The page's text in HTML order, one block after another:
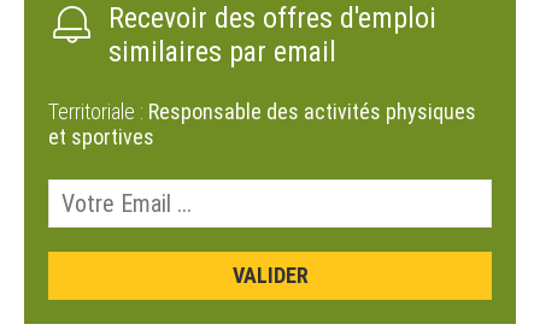
Recevoir des offres d'emploi
similaires par email
Territoriale : Responsable des activités physiques
et sportives